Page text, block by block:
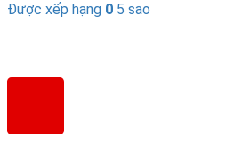
Được xếp hạng 0 5 sao